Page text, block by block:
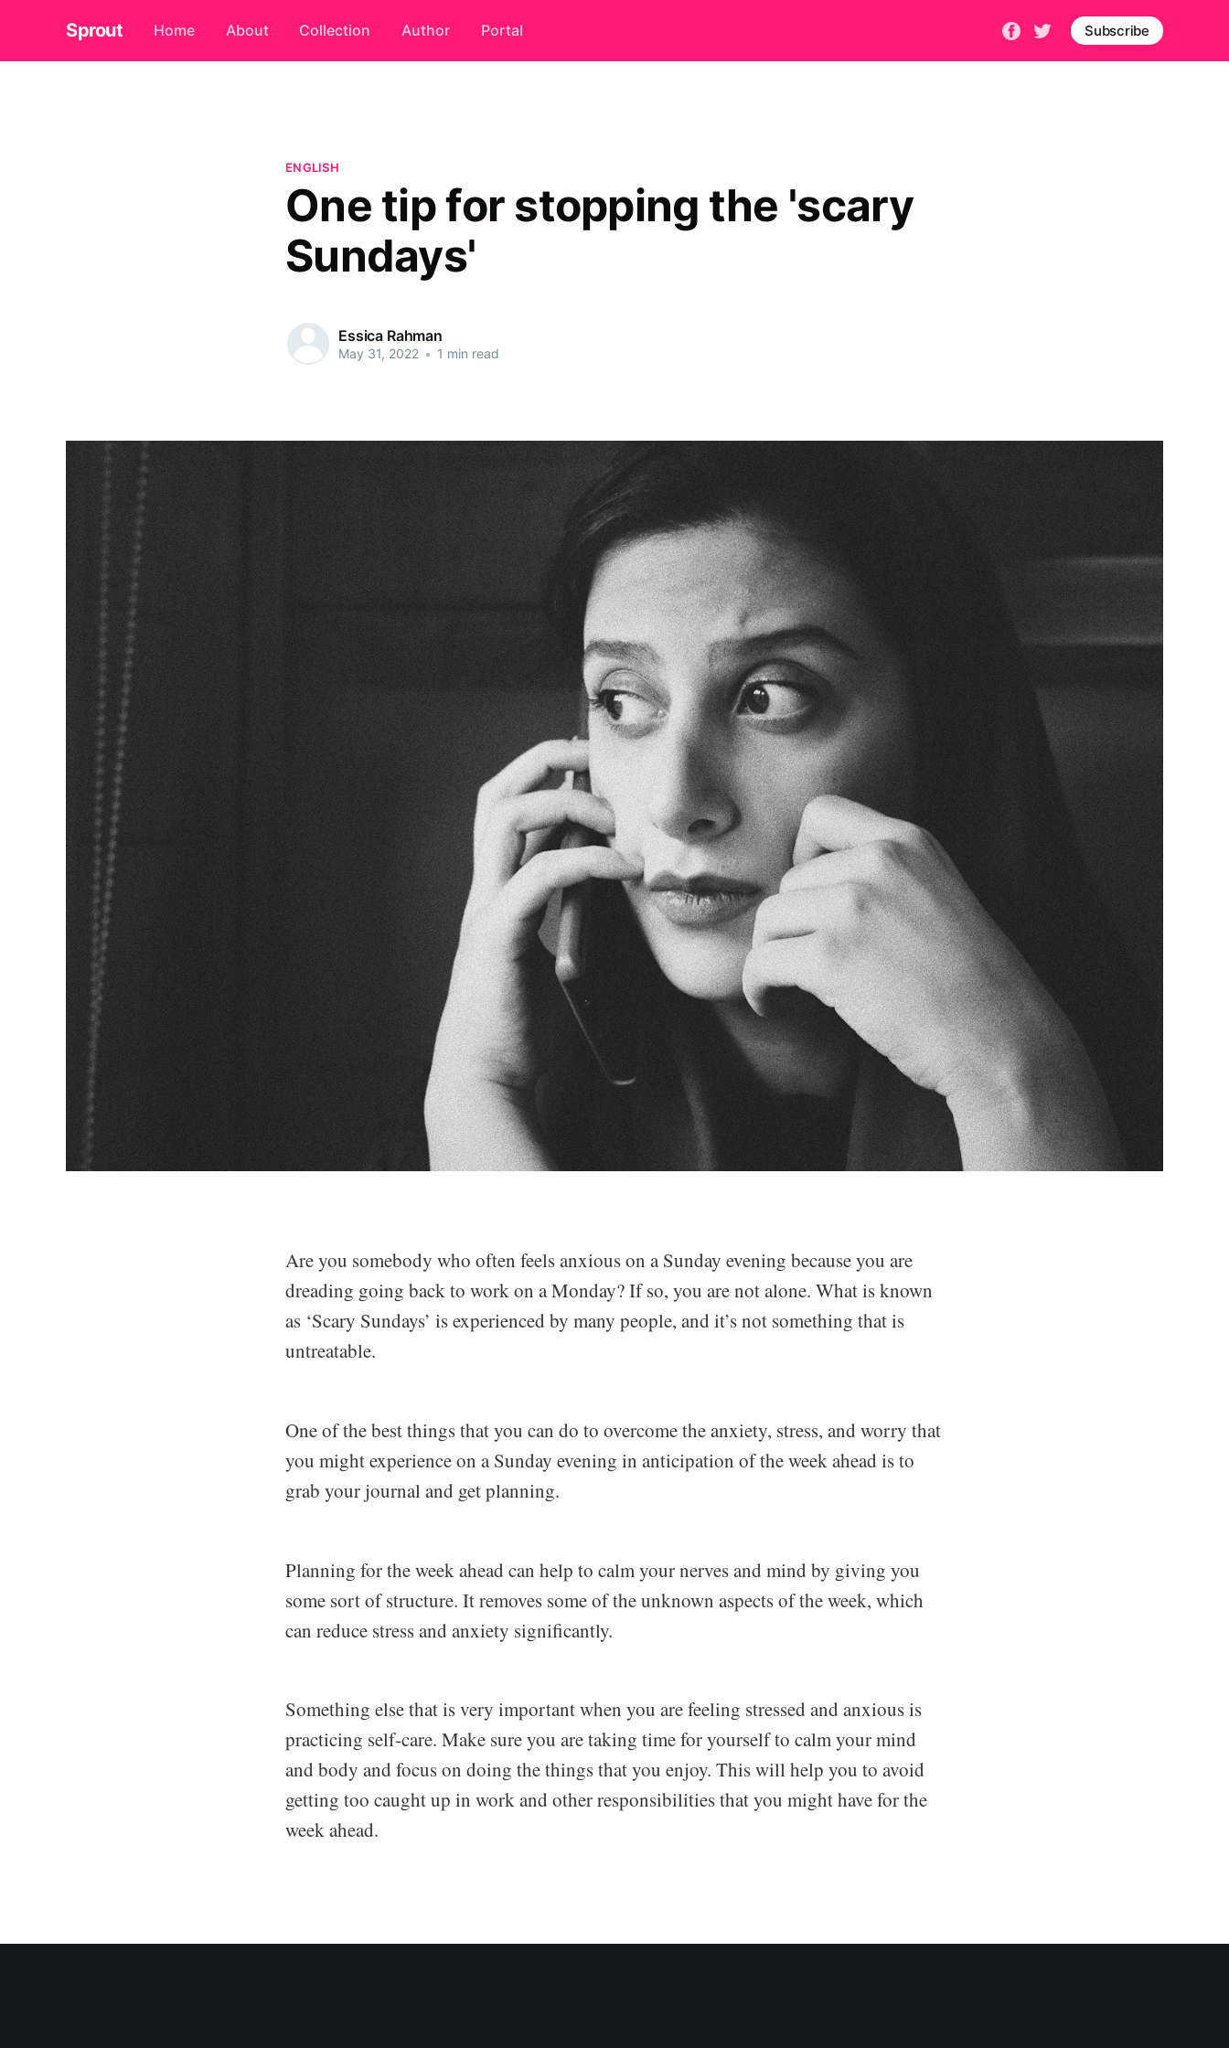
Sprout Home About Collection Author Portal Subscribe
ENGLISH
One tip for stopping the 'scary
Sundays'
Essica Rahman
May 31, 2022 • 1 min read
Are you somebody who often feels anxious on a Sunday evening because you are
dreading going back to work on a Monday? If so, you are not alone. What is known
as ‘Scary Sundays’ is experienced by many people, and it’s not something that is
untreatable.
One of the best things that you can do to overcome the anxiety, stress, and worry that
you might experience on a Sunday evening in anticipation of the week ahead is to
grab your journal and get planning.
Planning for the week ahead can help to calm your nerves and mind by giving you
some sort of structure. It removes some of the unknown aspects of the week, which
can reduce stress and anxiety significantly.
Something else that is very important when you are feeling stressed and anxious is
practicing self-care. Make sure you are taking time for yourself to calm your mind
and body and focus on doing the things that you enjoy. This will help you to avoid
getting too caught up in work and other responsibilities that you might have for the
week ahead.